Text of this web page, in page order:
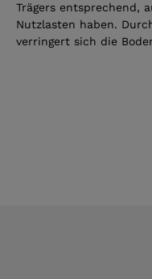
Trägers entsprechend,
Nutzlasten haben.
verringert sich die